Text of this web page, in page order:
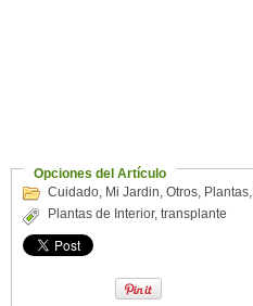
Opciones del Artículo
Cuidado, Mi Jardin, Otros, Plantas,
Plantas de Interior, transplante